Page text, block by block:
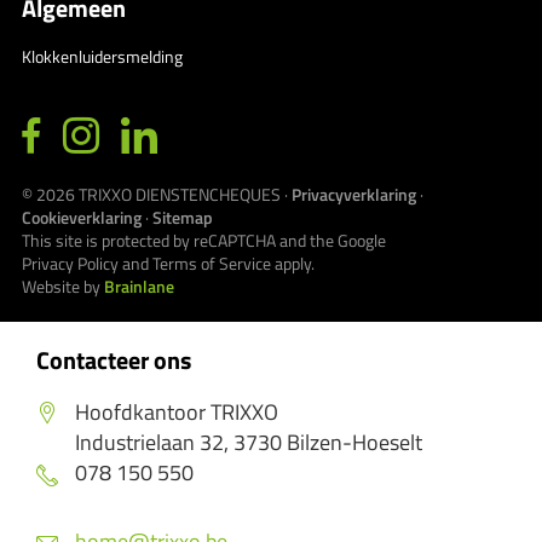
Contacteer ons
Hoofdkantoor TRIXXO
Industrielaan 32, 3730 Bilzen-Hoeselt
078 150 550
Algemeen
Klokkenluidersmelding
© 2026TRIXXO DIENSTENCHEQUES · Privacyverklaring·
Cookieverklaring·Sitemap
This site is protected by reCAPTCHA and the Google
Privacy PolicyandTerms of Serviceapply.
Website byBrainlane